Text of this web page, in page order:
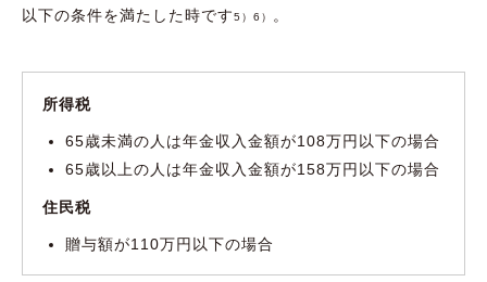
以下の条件を満たした時です5）6） 。
所得税
65歳未満の人は年金収入金額が108万円以下の場合
65歳以上の人は年金収入金額が158万円以下の場合
住民税
贈与額が110万円以下の場合